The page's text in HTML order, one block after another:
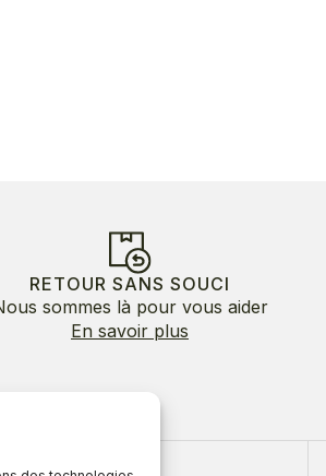
RETOUR SANS SOUCI
sommes là pour vous aider
En savoir plus